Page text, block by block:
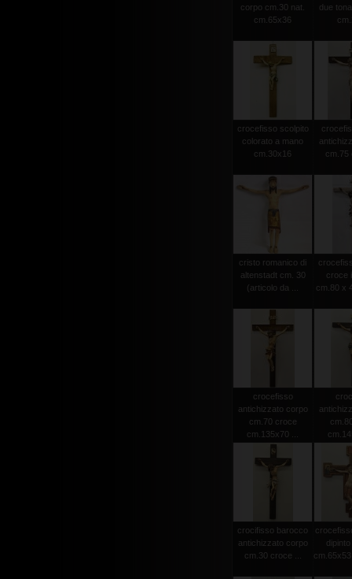
corpo cm.30 nat.
cm.65x36
due
crocefisso scolpito
colorato a mano
cm.30x16
cm.75
cristo romanico di
altenstadt cm. 30
(articolo da ...
croce
cm.80 x
crocefisso
antichizzato corpo
cm.70 croce
cm.135x70 ...
crocifisso barocco
antichizzato corpo
cm.30 croce ...